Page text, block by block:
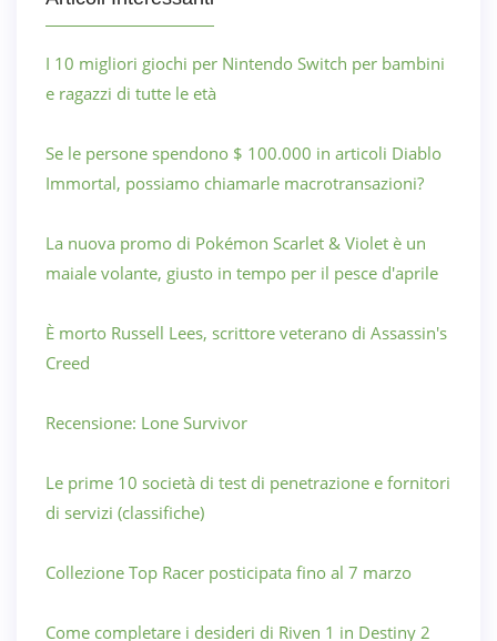
I 10 migliori giochi per Nintendo Switch per bambini
e ragazzi di tutte le età
Se le persone spendono $ 100.000 in articoli Diablo
Immortal, possiamo chiamarle macrotransazioni?
La nuova promo di Pokémon Scarlet & Violet è un
maiale volante, giusto in tempo per il pesce d'aprile
È morto Russell Lees, scrittore veterano di Assassin's
Creed
Recensione: Lone Survivor
Le prime 10 società di test di penetrazione e fornitori
di servizi (classifiche)
Collezione Top Racer posticipata fino al 7 marzo
Come completare i desideri di Riven 1 in Destiny 2